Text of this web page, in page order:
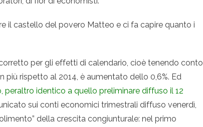
il castello del povero Matteo e ci fa capire quanto i
per gli effetti di calendario, cioè tenendo conto
più rispetto al 2014, è aumentato dello 0,6%. Ed
identico a quello preliminare diffuso il 12
sui conti economici trimestrali diffuso venerdì,
della crescita congiunturale: nel primo